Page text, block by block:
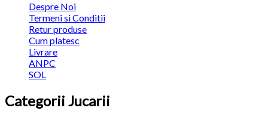
Despre Noi
Termeni si Conditii
Retur produse
Cum platesc
Livrare
ANPC
SOL
Categorii Jucarii